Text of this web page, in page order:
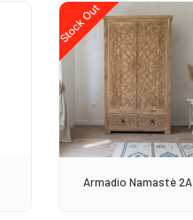
Stock Out
Armadio Namastè 2A